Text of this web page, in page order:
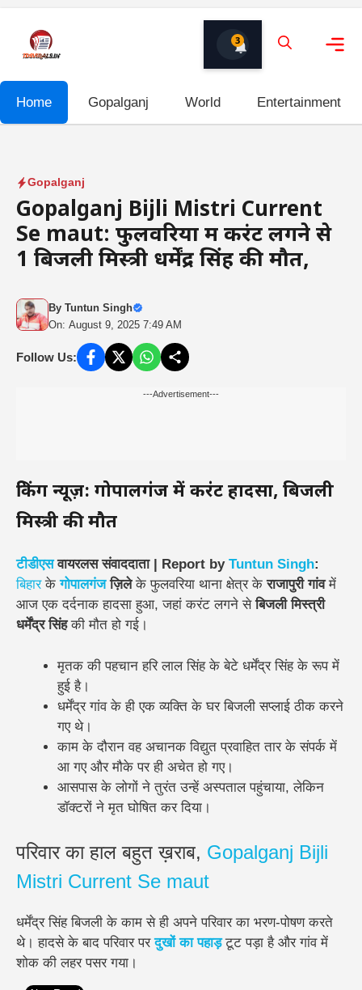
content
3
Home Gopalganj World Entertainment
Gopalganj
Gopalganj Bijli Mistri Current
Se maut: फुलवरिया में करंट लगने से
1 बिजली मिस्त्री धर्मेंद्र सिंह की मौत,
By Tuntun Singh
On: August 9, 2025 7:49 AM
Follow Us:
---Advertisement---
ब्रेकिंग न्यूज़: गोपालगंज में करंट हादसा, बिजली
मिस्त्री की मौत
टीडीएसवायरलस संवाददाता | Report by Tuntun Singh:
बिहारकेगोपालगंजज़िलेके फुलवरिया थाना क्षेत्र केराजापुरी गांवमें
आज एक दर्दनाक हादसा हुआ, जहां करंट लगने सेबिजली मिस्त्री
धर्मेंद्र सिंहकी मौत हो गई।
मृतक की पहचान हरि लाल सिंह के बेटे धर्मेंद्र सिंह के रूप में
हुई है।
धर्मेंद्र गांव के ही एक व्यक्ति के घर बिजली सप्लाई ठीक करने
गए थे।
काम के दौरान वह अचानक विद्युत प्रवाहित तार के संपर्क में
आ गए और मौके पर ही अचेत हो गए।
आसपास के लोगों ने तुरंत उन्हें अस्पताल पहुंचाया, लेकिन
डॉक्टरों ने मृत घोषित कर दिया।
परिवार का हाल बहुत ख़राब, Gopalganj Bijli
Mistri Current Se maut
धर्मेंद्र सिंह बिजली के काम से ही अपने परिवार का भरण-पोषण करते
थे। हादसे के बाद परिवार परदुखों का पहाड़टूट पड़ा है और गांव में
शोक की लहर पसर गया।